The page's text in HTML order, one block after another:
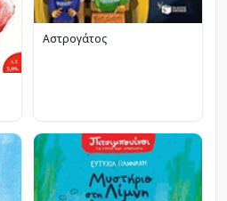
Αστρογάτος